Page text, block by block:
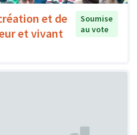
et de
et vivant
Soumise
au vote